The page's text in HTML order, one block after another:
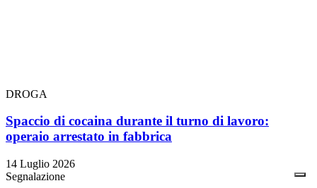
DROGA
Spaccio di cocaina durante il turno di lavoro:
operaio arrestato in fabbrica
14 Luglio 2026
Segnalazione